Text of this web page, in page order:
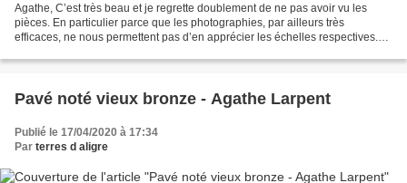
Agathe, C’est très beau et je regrette doublement de ne pas avoir vu les
pièces. En particulier parce que les photographies, par ailleurs très
efficaces, ne nous permettent pas d’en apprécier les échelles respectives.
Pavé noté vieux bronze - Agathe Larpent
Publié le 17/04/2020 à 17:34
Par terres d aligre